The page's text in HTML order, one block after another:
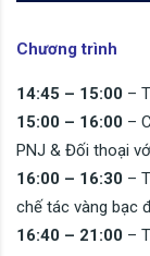
Chương trình
14:45 – 15:00 –
15:00 – 16:00 –
PNJ & Đối thoại
16:00 – 16:30 –
chế tác vàng bạc
16:40 – 21:00 –